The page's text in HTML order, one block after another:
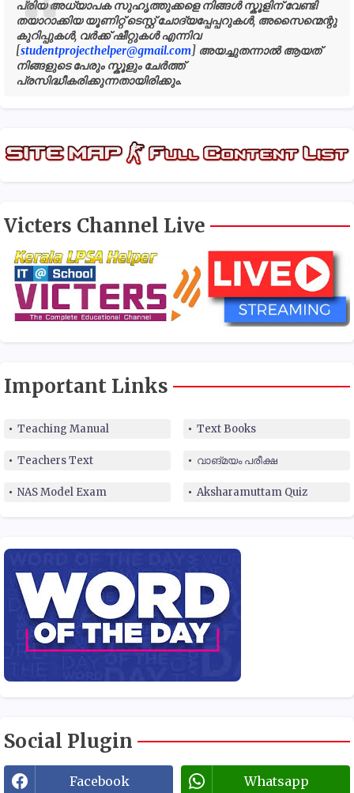
പ്രിയ അധ്യാപക സുഹൃത്തുക്കളെ നിങ്ങൾ സ്കൂളിന് വേണ്ടി
തയാറാക്കിയ യൂണിറ്റ് ടെസ്റ്റ് ചോദ്യപ്പേപ്പറുകൾ, അസൈന്മെന്റു
കുറിപ്പുകൾ, വർക്ക് ഷീറ്റുകൾ എന്നിവ
[studentprojecthelper@gmail.com] അയച്ചുതന്നാൽ ആയത്
നിങ്ങളുടെ പേരും സ്കൂളും ചേർത്ത്
പ്രസിദ്ധീകരിക്കുന്നതായിരിക്കും.
Victers Channel Live
Important Links
Teaching Manual Text Books
Teachers Text വാങ്മയം പരീക്ഷ
NAS Model Exam Aksharamuttam Quiz
Social Plugin
Facebook Whatsapp